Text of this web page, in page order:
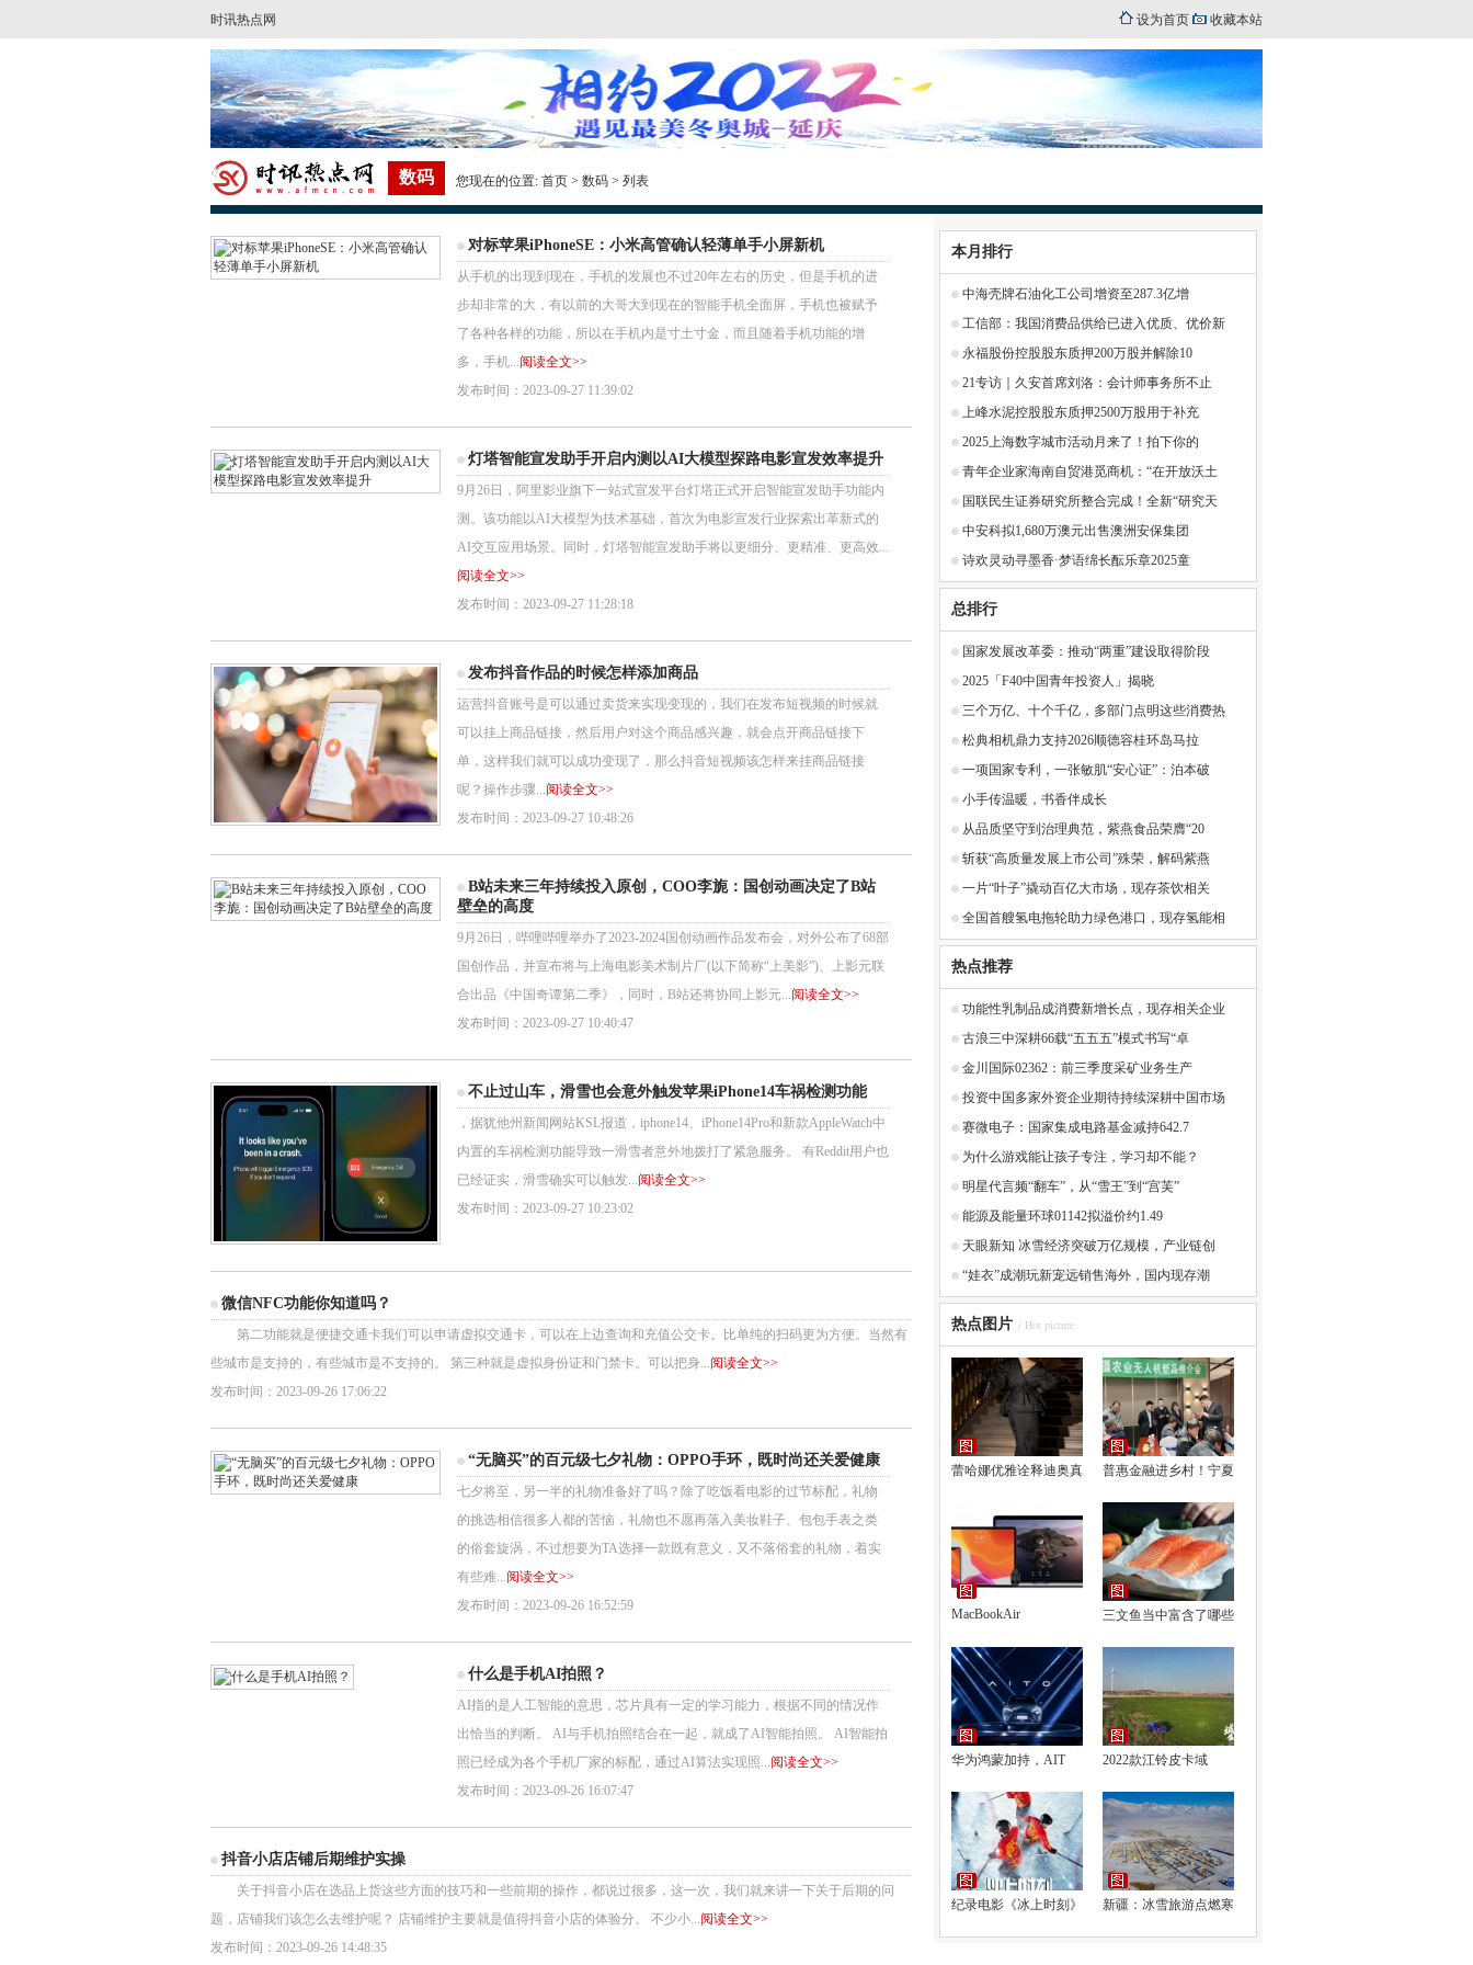
时讯热点网 设为首页 收藏本站
数码 您现在的位置: 首页> 数码> 列表
对标苹果iPhoneSE：小米高管确认轻薄单手小屏新机
从手机的出现到现在，手机的发展也不过20年左右的历史，但是手机的进
步却非常的大，有以前的大哥大到现在的智能手机全面屏，手机也被赋予
了各种各样的功能，所以在手机内是寸土寸金，而且随着手机功能的增
多，手机...阅读全文>>
发布时间：2023-09-27 11:39:02
灯塔智能宣发助手开启内测以AI大模型探路电影宣发效率提升
9月26日，阿里影业旗下一站式宣发平台灯塔正式开启智能宣发助手功能内
测。该功能以AI大模型为技术基础，首次为电影宣发行业探索出革新式的
AI交互应用场景。同时，灯塔智能宣发助手将以更细分、更精准、更高效...
阅读全文>>
发布时间：2023-09-27 11:28:18
发布抖音作品的时候怎样添加商品
运营抖音账号是可以通过卖货来实现变现的，我们在发布短视频的时候就
可以挂上商品链接，然后用户对这个商品感兴趣，就会点开商品链接下
单，这样我们就可以成功变现了，那么抖音短视频该怎样来挂商品链接
呢？操作步骤...阅读全文>>
发布时间：2023-09-27 10:48:26
B站未来三年持续投入原创，COO李旎：国创动画决定了B站
壁垒的高度
9月26日，哔哩哔哩举办了2023-2024国创动画作品发布会，对外公布了68部
国创作品，并宣布将与上海电影美术制片厂(以下简称“上美影”)、上影元联
合出品《中国奇谭第二季》，同时，B站还将协同上影元...阅读全文>>
发布时间：2023-09-27 10:40:47
不止过山车，滑雪也会意外触发苹果iPhone14车祸检测功能
，据犹他州新闻网站KSL报道，iphone14、iPhone14Pro和新款AppleWatch中
内置的车祸检测功能导致一滑雪者意外地拨打了紧急服务。 有Reddit用户也
已经证实，滑雪确实可以触发...阅读全文>>
发布时间：2023-09-27 10:23:02
微信NFC功能你知道吗？
第二功能就是便捷交通卡我们可以申请虚拟交通卡，可以在上边查询和充值公交卡。比单纯的扫码更为方便。当然有
些城市是支持的，有些城市是不支持的。 第三种就是虚拟身份证和门禁卡。可以把身...阅读全文>>
发布时间：2023-09-26 17:06:22
“无脑买”的百元级七夕礼物：OPPO手环，既时尚还关爱健康
七夕将至，另一半的礼物准备好了吗？除了吃饭看电影的过节标配，礼物
的挑选相信很多人都的苦恼，礼物也不愿再落入美妆鞋子、包包手表之类
的俗套旋涡，不过想要为TA选择一款既有意义，又不落俗套的礼物，着实
有些难...阅读全文>>
发布时间：2023-09-26 16:52:59
什么是手机AI拍照？
AI指的是人工智能的意思，芯片具有一定的学习能力，根据不同的情况作
出恰当的判断。 AI与手机拍照结合在一起，就成了AI智能拍照。 AI智能拍
照已经成为各个手机厂家的标配，通过AI算法实现照...阅读全文>>
发布时间：2023-09-26 16:07:47
抖音小店店铺后期维护实操
关于抖音小店在选品上货这些方面的技巧和一些前期的操作，都说过很多，这一次，我们就来讲一下关于后期的问
题，店铺我们该怎么去维护呢？ 店铺维护主要就是值得抖音小店的体验分。 不少小...阅读全文>>
发布时间：2023-09-26 14:48:35
本月排行
中海壳牌石油化工公司增资至287.3亿增
工信部：我国消费品供给已进入优质、优价新
永福股份控股股东质押200万股并解除10
21专访｜久安首席刘洛：会计师事务所不止
上峰水泥控股股东质押2500万股用于补充
2025上海数字城市活动月来了！拍下你的
青年企业家海南自贸港觅商机：“在开放沃土
国联民生证券研究所整合完成！全新“研究天
中安科拟1,680万澳元出售澳洲安保集团
诗欢灵动寻墨香·梦语绵长酝乐章2025童
总排行
国家发展改革委：推动“两重”建设取得阶段
2025「F40中国青年投资人」揭晓
三个万亿、十个千亿，多部门点明这些消费热
松典相机鼎力支持2026顺德容桂环岛马拉
一项国家专利，一张敏肌“安心证”：泊本破
小手传温暖，书香伴成长
从品质坚守到治理典范，紫燕食品荣膺“20
斩获“高质量发展上市公司”殊荣，解码紫燕
一片“叶子”撬动百亿大市场，现存茶饮相关
全国首艘氢电拖轮助力绿色港口，现存氢能相
热点推荐
功能性乳制品成消费新增长点，现存相关企业
古浪三中深耕66载“五五五”模式书写“卓
金川国际02362：前三季度采矿业务生产
投资中国多家外资企业期待持续深耕中国市场
赛微电子：国家集成电路基金减持642.7
为什么游戏能让孩子专注，学习却不能？
明星代言频“翻车”，从“雪王”到“宫芙”
能源及能量环球01142拟溢价约1.49
天眼新知 冰雪经济突破万亿规模，产业链创
“娃衣”成潮玩新宠远销售海外，国内现存潮
热点图片 / Hot picture
蕾哈娜优雅诠释迪奥真 普惠金融进乡村！宁夏
MacBookAir 三文鱼当中富含了哪些
华为鸿蒙加持，AIT 2022款江铃皮卡域
纪录电影《冰上时刻》 新疆：冰雪旅游点燃寒